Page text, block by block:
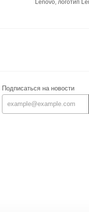
Lenovo, логотип
Подписаться на новости